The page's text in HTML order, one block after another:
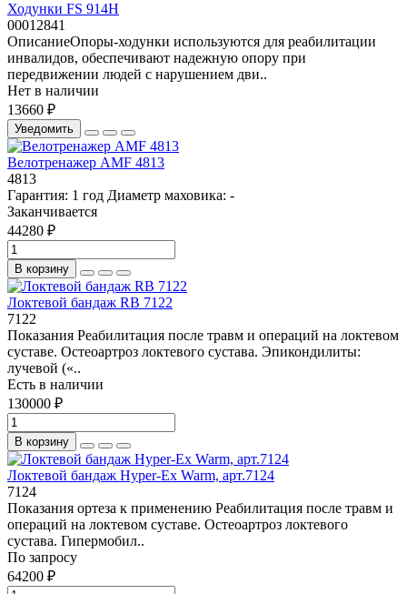
Ходунки FS 914Н
00012841
ОписаниеОпоры-ходунки используются для реабилитации
инвалидов, обеспечивают надежную опору при
передвижении людей с нарушением дви..
Нет в наличии
13660 ₽
Уведомить
Велотренажер AMF 4813
4813
Гарантия: 1 год Диаметр маховика: -
Заканчивается
44280 ₽
В корзину
Локтевой бандаж RB 7122
7122
Показания Реабилитация после травм и операций на локтевом
суставе. Остеоартроз локтевого сустава. Эпикондилиты:
лучевой («..
Есть в наличии
130000 ₽
В корзину
Локтевой бандаж Hyper-Ex Warm, арт.7124
7124
Показания ортеза к применению Реабилитация после травм и
операций на локтевом суставе. Остеоартроз локтевого
сустава. Гипермобил..
По запросу
64200 ₽